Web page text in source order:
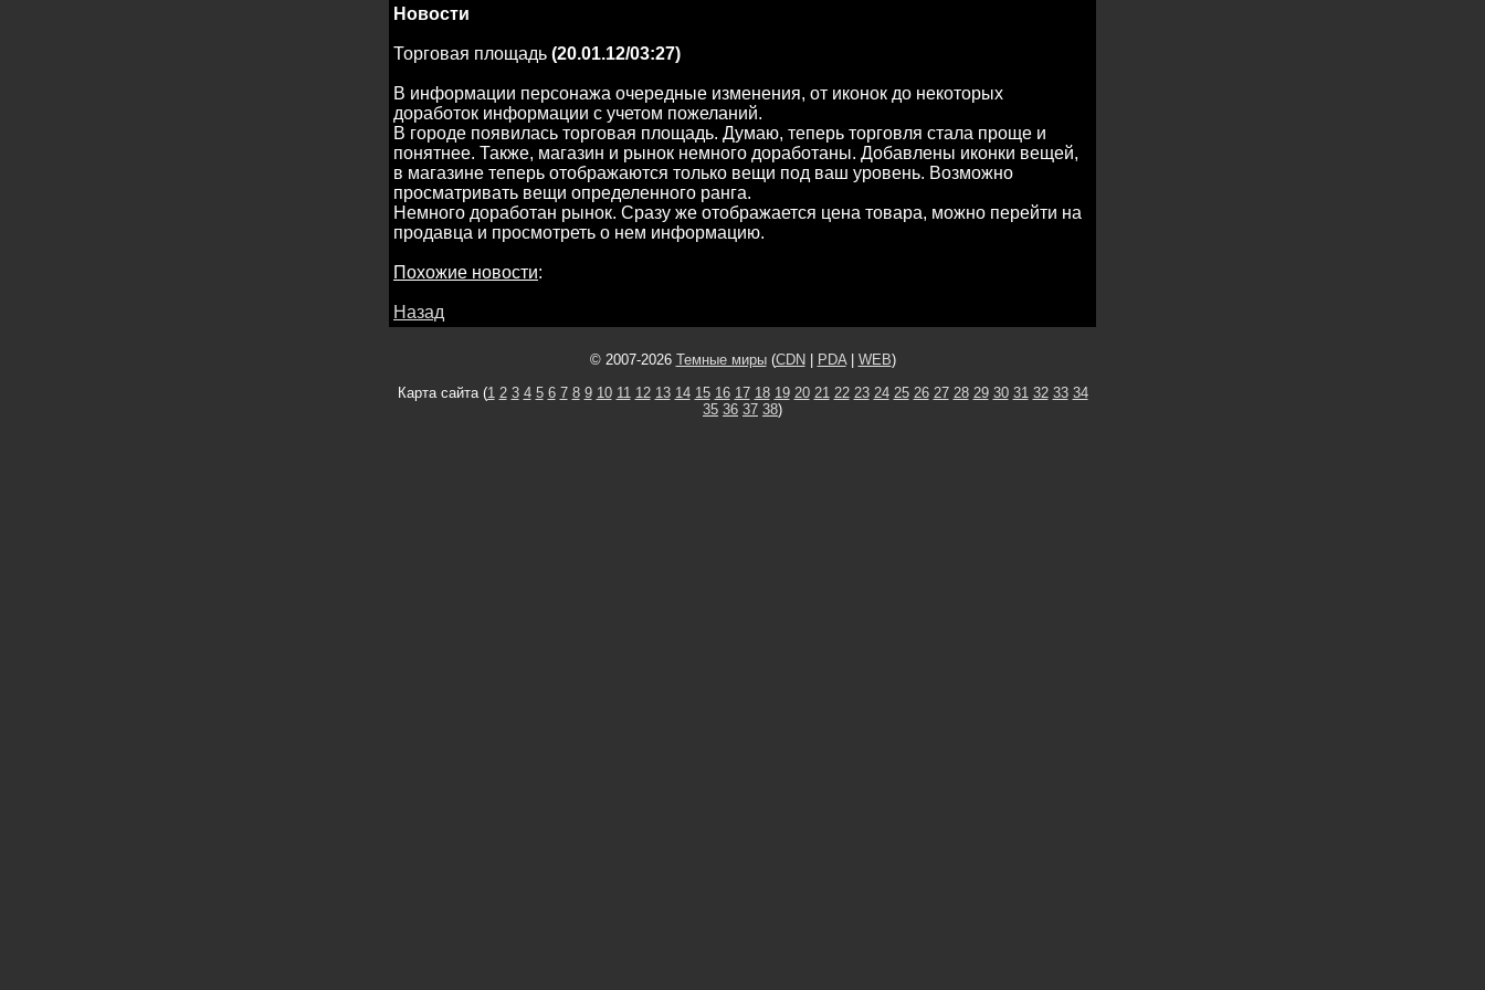
Новости
Торговая площадь (20.01.12/03:27)
В информации персонажа очередные изменения, от иконок до некоторых
доработок информации с учетом пожеланий.
В городе появилась торговая площадь. Думаю, теперь торговля стала проще и
понятнее. Также, магазин и рынок немного доработаны. Добавлены иконки вещей,
в магазине теперь отображаются только вещи под ваш уровень. Возможно
просматривать вещи определенного ранга.
Немного доработан рынок. Сразу же отображается цена товара, можно перейти на
продавца и просмотреть о нем информацию.
Похожие новости:
Назад
© 2007-2026 Темные миры(CDN PDA| WEB)
Карта сайта (1 2 3 4 5 6 7 8 9 10 11 12 13 14 15 16 17 18 19 20 21 22 23 24 25 26 27 28 29 30 31 32 33 34
35 36 37 38)